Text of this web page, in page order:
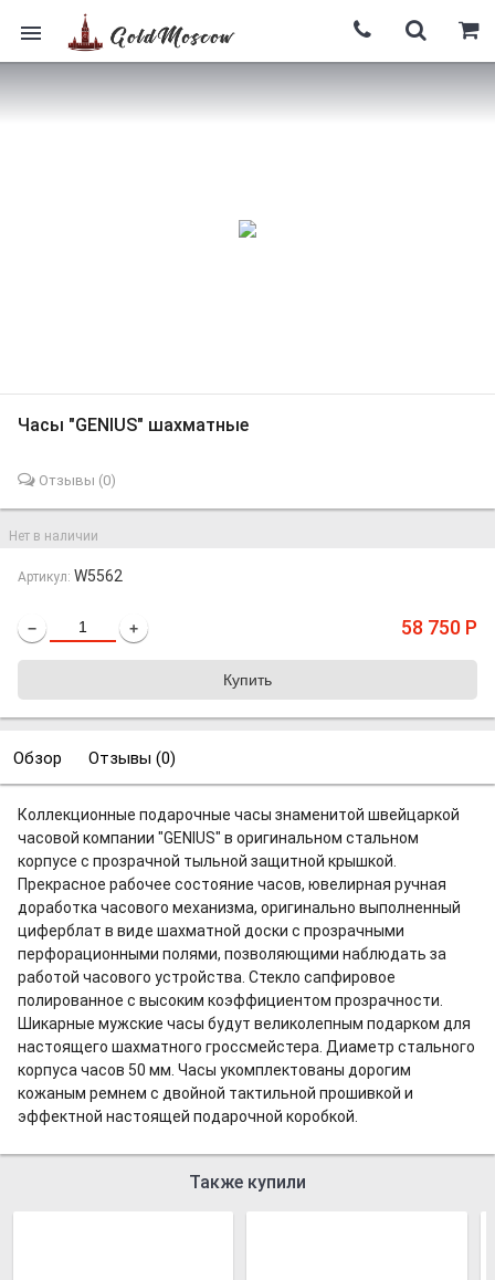
Часы "GENIUS" шахматные
Отзывы (0)
Нет в наличии
Артикул: W5562
− + 58 750 Р
Обзор Отзывы (0)
Коллекционные подарочные часы знаменитой швейцаркой
часовой компании "GENIUS" в оригинальном стальном
корпусе с прозрачной тыльной защитной крышкой.
Прекрасное рабочее состояние часов, ювелирная ручная
доработка часового механизма, оригинально выполненный
циферблат в виде шахматной доски с прозрачными
перфорационными полями, позволяющими наблюдать за
работой часового устройства. Стекло сапфировое
полированное с высоким коэффициентом прозрачности.
Шикарные мужские часы будут великолепным подарком для
настоящего шахматного гроссмейстера. Диаметр стального
корпуса часов 50 мм. Часы укомплектованы дорогим
кожаным ремнем с двойной тактильной прошивкой и
эффектной настоящей подарочной коробкой.
Также купили